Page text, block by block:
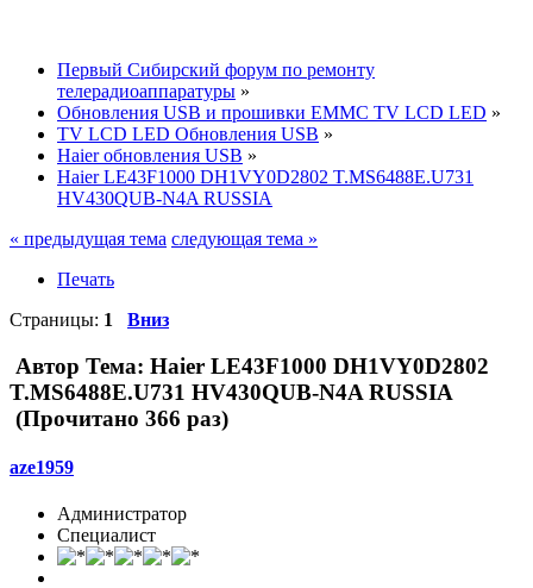
Первый Сибирский форум по ремонту
телерадиоаппаратуры »
Обновления USB и прошивки EMMC TV LCD LED »
TV LCD LED Обновления USB »
Haier обновления USB »
Haier LE43F1000 DH1VY0D2802 T.MS6488E.U731
HV430QUB-N4A RUSSIA
« предыдущая тема следующая тема »
Печать
Страницы: 1 Вниз
Автор Тема: Haier LE43F1000 DH1VY0D2802
T.MS6488E.U731 HV430QUB-N4A RUSSIA
(Прочитано 366 раз)
aze1959
Администратор
Специалист